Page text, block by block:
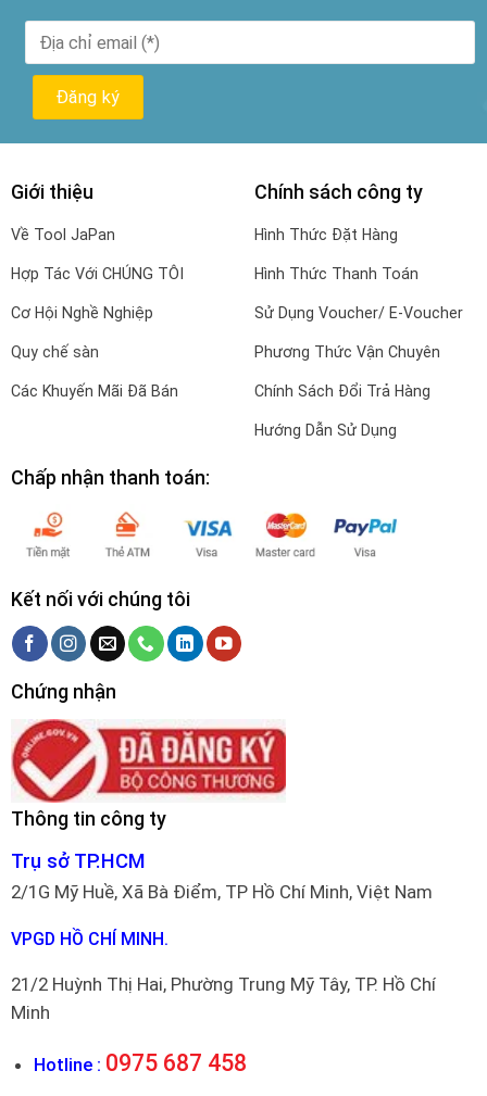
Giới thiệu
Về Tool JaPan
Hợp Tác Với CHÚNG TÔI
Cơ Hội Nghề Nghiệp
Quy chế sàn
Các Khuyến Mãi Đã Bán
Chính sách công ty
Hình Thức Đặt Hàng
Hình Thức Thanh Toán
Sử Dụng Voucher/ E-Voucher
Phương Thức Vận Chuyên
Chính Sách Đổi Trả Hàng
Hướng Dẫn Sử Dụng
Chấp nhận thanh toán:
Kết nối với chúng tôi
Chứng nhận
Thông tin công ty
Trụ sở TP.HCM
2/1G Mỹ Huề, Xã Bà Điểm, TP Hồ Chí Minh, Việt Nam
VPGD HỒ CHÍ MINH.
21/2 Huỳnh Thị Hai, Phường Trung Mỹ Tây, TP. Hồ Chí
Minh
Hotline : 0975 687 458